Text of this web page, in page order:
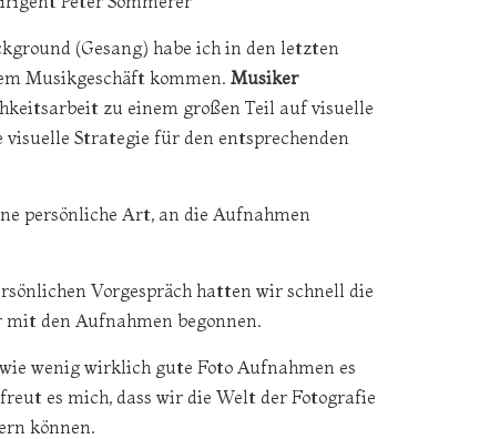
(Gesang) habe ich in den letzten
Musikgeschäft kommen. Musiker
zu einem großen Teil auf visuelle
Strategie für den entsprechenden
persönliche Art, an die Aufnahmen
Vorgespräch hatten wir schnell die
den Aufnahmen begonnen.
wenig wirklich gute Foto Aufnahmen es
es mich, dass wir die Welt der Fotografie
können.